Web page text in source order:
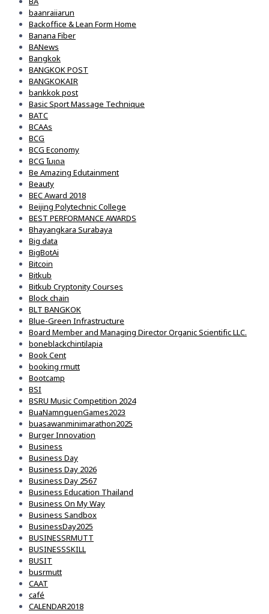
baanraiiarun
Backoffice & Lean Form Home
Banana Fiber
BANews
Bangkok
BANGKOK POST
BANGKOKAIR
bankkok post
Basic Sport Massage Technique
BATC
BCAAs
BCG
BCG Economy
BCG โมเดล
Be Amazing Edutainment
Beauty
BEC Award 2018
Beijing Polytechnic College
BEST PERFORMANCE AWARDS
Bhayangkara Surabaya
Big data
BigBotAi
Bitcoin
Bitkub
Bitkub Cryptonity Courses
Block chain
BLT BANGKOK
Blue-Green Infrastructure
Board Member and Managing Director Organic Scientific LLC.
boneblackchintilapia
Book Cent
booking rmutt
Bootcamp
BSI
BSRU Music Competition 2024
BuaNamnguenGames2023
buasawanminimarathon2025
Burger Innovation
Business
Business Day
Business Day 2026
Business Day 2567
Business Education Thailand
Business On My Way
Business Sandbox
BusinessDay2025
BUSINESSRMUTT
BUSINESSSKILL
BUSIT
busrmutt
CAAT
café
CALENDAR2018